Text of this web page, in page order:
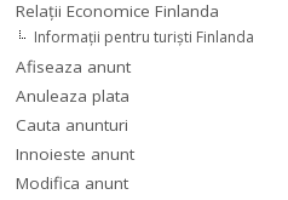
Relaţii Economice Finlanda
Informaţii pentru turişti Finlanda
Afiseaza anunt
Anuleaza plata
Cauta anunturi
Innoieste anunt
Modifica anunt